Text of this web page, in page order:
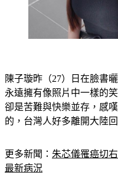
陳子璇昨（27）日在臉書
永遠擁有像照片中一樣的
卻是苦難與快樂並存，感
的，台灣人好多離開大陸
更多新聞： 朱芯儀罹癌切
最新病況